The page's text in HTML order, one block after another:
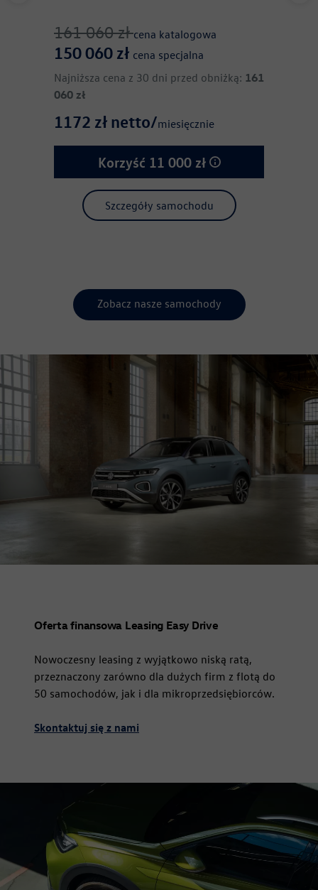
161 060zł cena katalogowa
150 060 zł cena specjalna
Najniższa cena z 30 dni przed obniżką: 161
060 zł
1172 zł netto/miesięcznie
Korzyść 11 000zł
Szczegóły samochodu
Zobacz nasze samochody
Oferta finansowa Leasing Easy Drive
Nowoczesny leasing z wyjątkowo niską ratą,
przeznaczony zarówno dla dużych firm z flotą do
50 samochodów, jak i dla mikroprzedsiębiorców.
Skontaktuj się z nami